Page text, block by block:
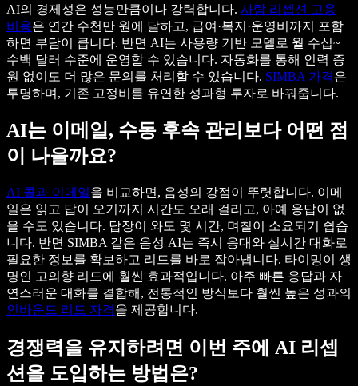
AI의 경제성은 성능만큼이나 강력합니다. 사람 리셉션 고용
비용은 연간 수천만 원에 달하고, 급여·복지·운영비까지 포함
하면 부담이 큽니다. 반면 AI는 사용량 기반 모델로 월 수십~
수백 달러 수준에 운영할 수 있습니다. 자동화를 통해 인력 증
원 없이도 더 많은 문의를 처리할 수 있습니다. SIMBA 가격은
투명하며, 기존 고정비를 유연한 성과형 투자로 바꿔줍니다.
AI는 이메일, 수동 후속 관리보다 어떤 점
이 나을까요?
AI 콜과 이메일을 비교하면, 음성의 강점이 뚜렷합니다. 이메
일은 읽고 답이 오기까지 시간도 오래 걸리고, 아예 응답이 없
을 수도 있습니다. 답장이 와도 몇 시간, 며칠이 소요되기 쉽습
니다. 반면 SIMBA 같은 음성 AI는 즉시 응대와 실시간 대화로
필요한 정보를 확보하고 리드를 바로 잡아냅니다. 타이밍이 생
명인 고의향 리드에 훨씬 효과적입니다. 아주 빠른 응답과 자
연스러운 대화를 결합해, 전통적인 방식보다 훨씬 높은 성과의
인바운드 리드 자격을 제공합니다.
경쟁력을 유지하려면 이번 주에 AI 리셉
션을 도입하는 방법은?